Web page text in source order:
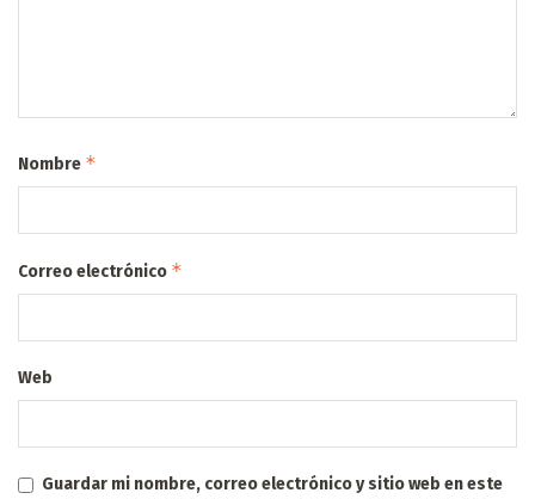
Nombre *
Correo electrónico *
Web
Guardar mi nombre, correo electrónico y sitio web en este